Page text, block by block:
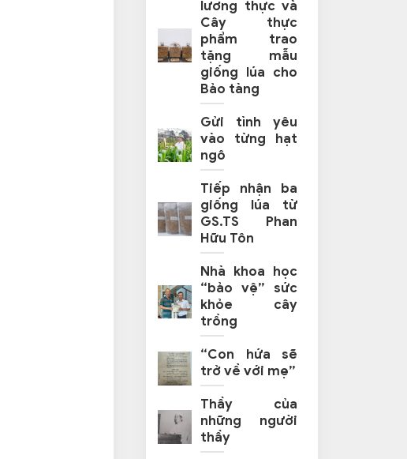
lương thực và
Cây thực
phẩm trao
tặng mẫu
giống lúa cho
Bảo tàng
Gửi tình yêu
vào từng hạt
ngô
Tiếp nhận ba
giống lúa từ
GS.TS Phan
Hữu Tôn
Nhà khoa học
“bảo vệ” sức
khỏe cây
trồng
“Con hứa sẽ
trở về với mẹ”
Thầy của
những người
thầy